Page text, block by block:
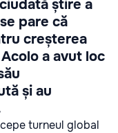
știre a
pare că
creșterea
a avut loc
și au
turneul global